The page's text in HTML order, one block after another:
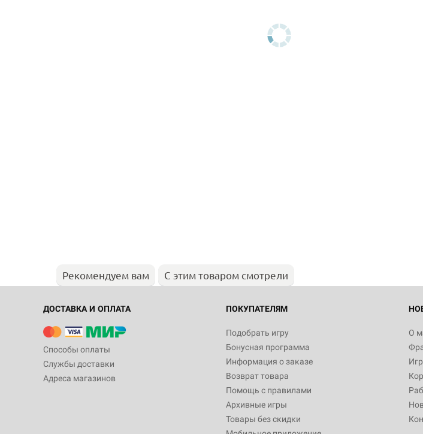
Рекомендуем вам С этим товаром смотрели
ДОСТАВКА И ОПЛАТА
Способы оплаты
Службы доставки
Адреса магазинов
ПОКУПАТЕЛЯМ
Подобрать игру
Бонусная программа
Информация о заказе
Возврат товара
Помощь с правилами
Архивные игры
Товары без скидки
О